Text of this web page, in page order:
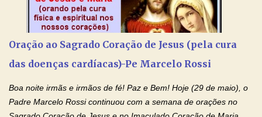
vitórias, em seus fracassos, em suas lutas. É claro que há
exceções, mas essas exceções só confirmam uma regra porque
estado natural, normal. O mundo de hoje apresenta anomalias
absurdas. Temos notícia de pais que torturam seus filhos, que os
filhos. Mas isso não é o c...
Oração ao Sagrado Coração de Jesus (pela cura
das doenças cardíacas)-Pe Marcelo Rossi
Boa noite irmãs e irmãos de fé! Paz e Bem! Hoje (29 de maio), o
Padre Marcelo Rossi continuou com a semana de orações no